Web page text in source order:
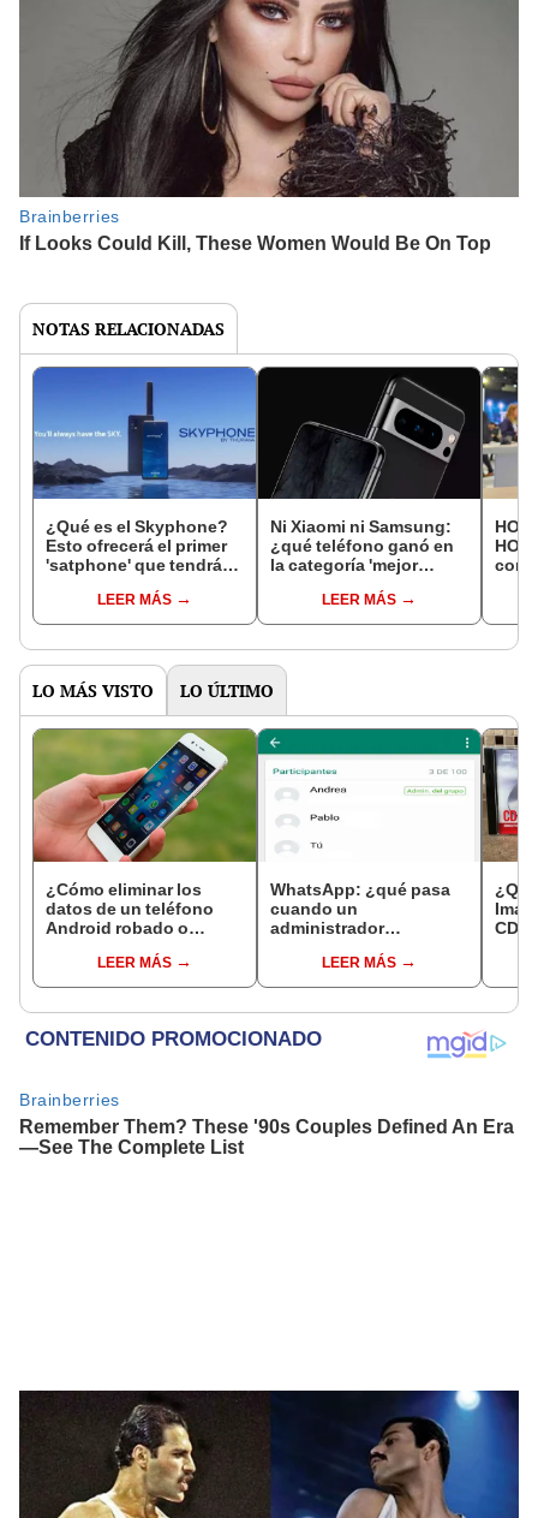
NOTAS RELACIONADAS
¿Qué es el Skyphone?
Esto ofrecerá el primer
'satphone' que tendrá
LEER MÁS
Ni Xiaomi ni Samsung:
¿qué teléfono ganó en
la categoría 'mejor
LEER MÁS
gama
LO MÁS VISTO LO ÚLTIMO
¿Cómo eliminar los
datos de un teléfono
Android robado o
LEER MÁS
WhatsApp: ¿qué pasa
cuando un
administrador
no tiene reemplazo?
LEER MÁS
CD y